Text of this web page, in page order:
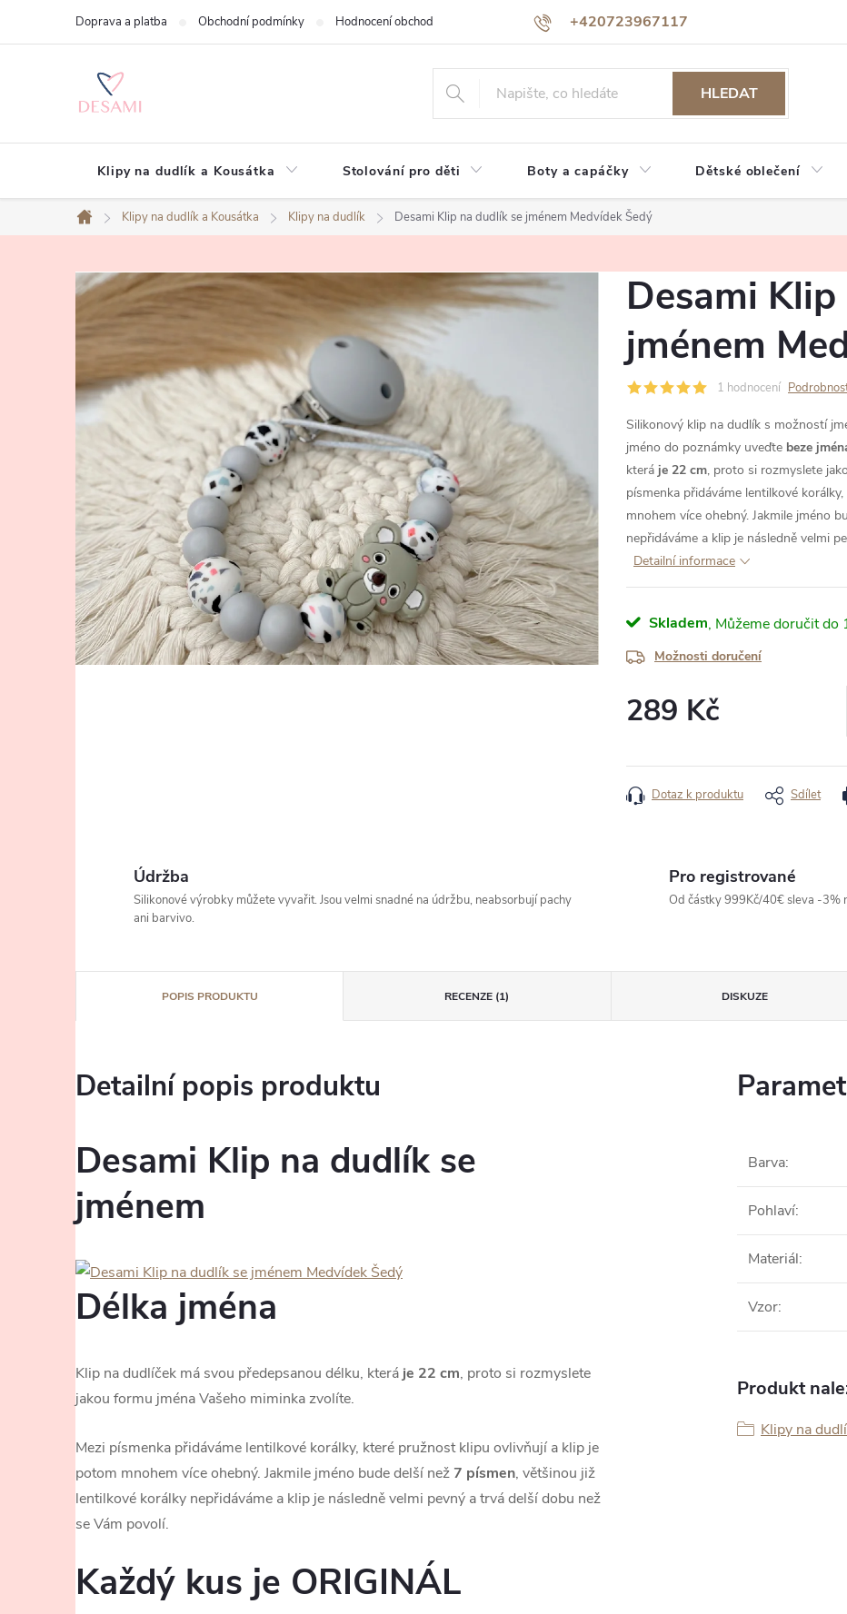
+420723967117
Doprava a platba Obchodní podmínky Hodnocení obchodu Jak nakupovat Reklamace a vrácení zboží
HLEDAT
Klipy na dudlík a Kousátka Stolování pro děti Boty a capáčky Dětské oblečení
Domů
Klipy na dudlík a Kousátka Klipy na dudlík Desami Klip na dudlík se jménem Medvídek Šedý
Desami
jménem
1 hodnocení
Silikonový klip na dudlík s možností
jméno do poznámky uveďte beze
která je 22 cm, proto si rozmyslete
písmenka přidáváme lentilkové
mnohem více ohebný. Jakmile jméno
nepřidáváme a klip je následně velmi
Detailní informace
Skladem
Možnosti doručení
289 Kč
Dotaz k produktu Sdílet
Údržba
Silikonové výrobky můžete vyvařit. Jsou velmi snadné na údržbu, neabsorbují pachy
ani barvivo.
Pro registrované
Od částky 999Kč/40€ sleva -3%
POPIS PRODUKTU RECENZE (1) DISKUZE
Detailní popis produktu
Desami Klip na dudlík se
jménem
Délka jména
Klip na dudlíček má svou předepsanou délku, která je 22 cm, proto si rozmyslete
jakou formu jména Vašeho miminka zvolíte.
Mezi písmenka přidáváme lentilkové korálky, které pružnost klipu ovlivňují a klip je
potom mnohem více ohebný. Jakmile jméno bude delší než 7 písmen, většinou již
lentilkové korálky nepřidáváme a klip je následně velmi pevný a trvá delší dobu než
se Vám povolí.
Každý kus je ORIGINÁL
Barva:
Pohlaví:
Materiál:
Vzor:
Produkt
Klipy na